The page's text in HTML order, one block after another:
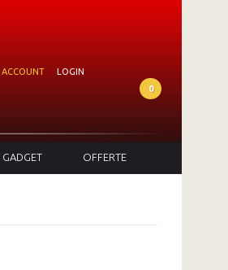
LOGIN
0
GADGET OFFERTE